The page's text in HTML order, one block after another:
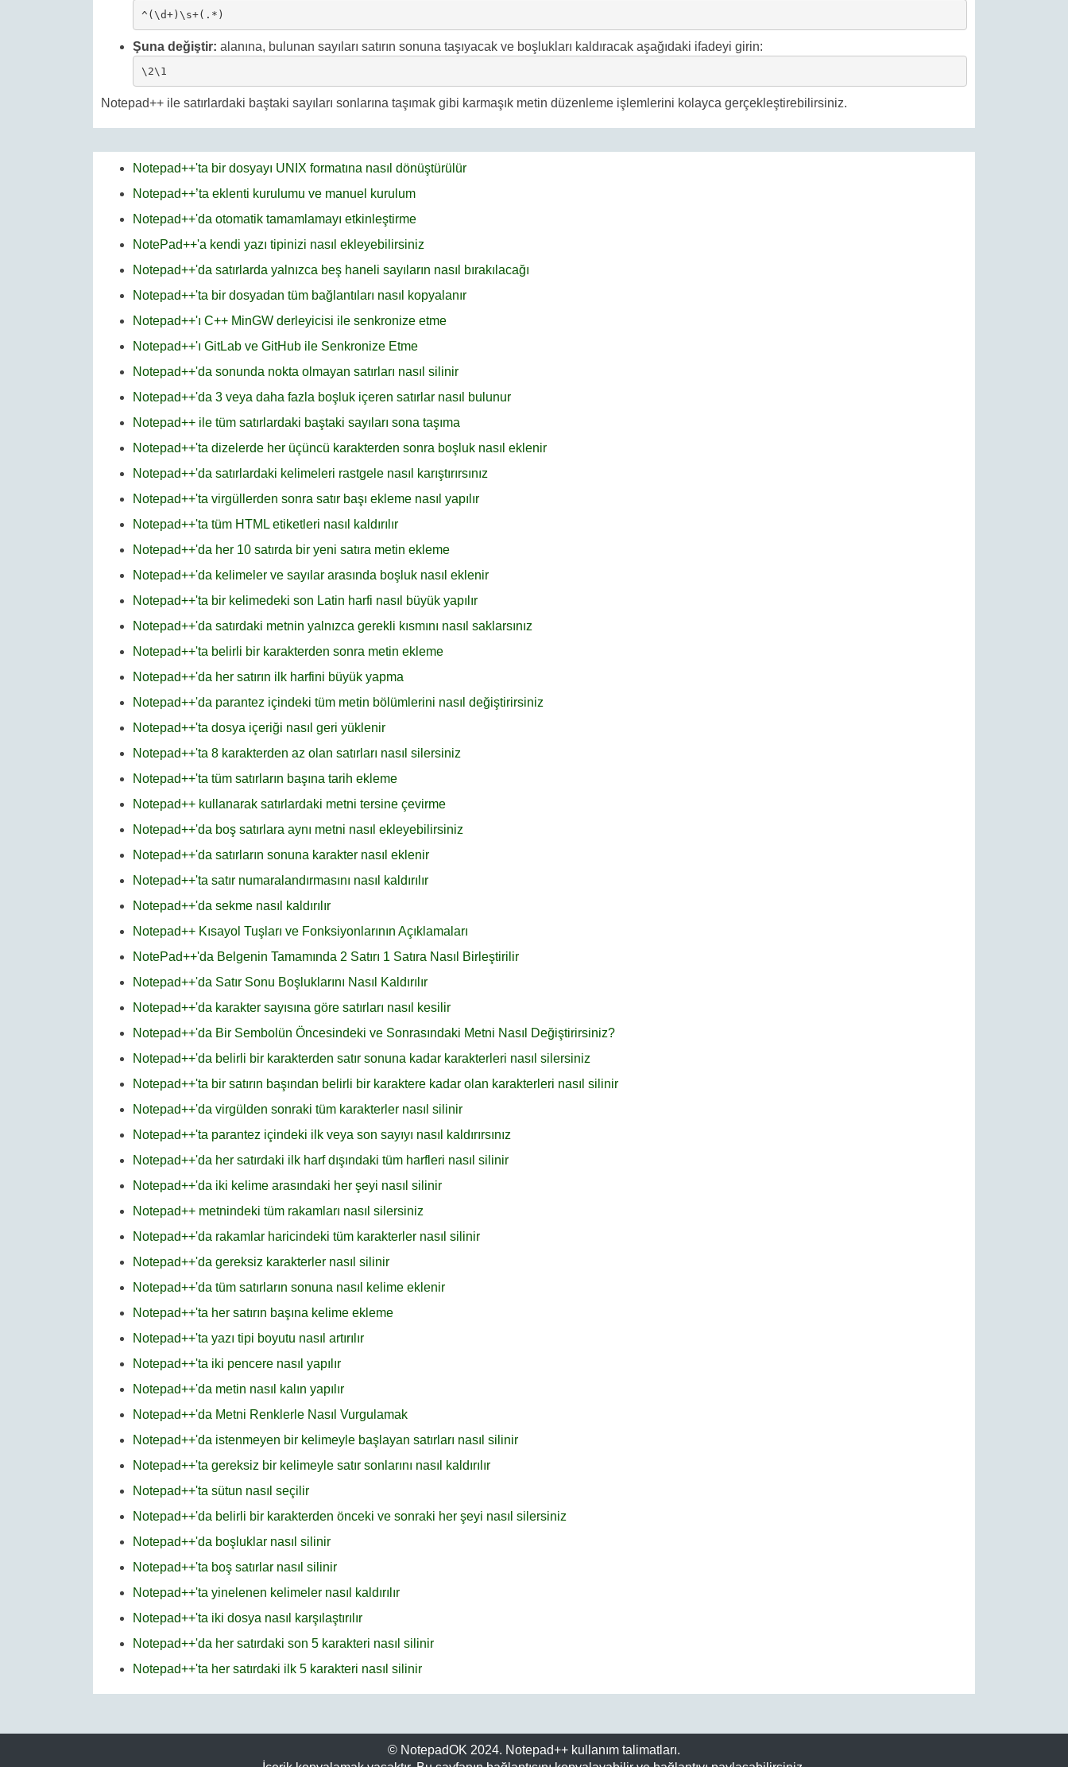
^(\d+)\s+(.*)
Şuna değiştir: alanına, bulunan sayıları satırın sonuna taşıyacak ve boşlukları kaldıracak aşağıdaki ifadeyi girin:
\2\1
Notepad++ ile satırlardaki baştaki sayıları sonlarına taşımak gibi karmaşık metin düzenleme işlemlerini kolayca gerçekleştirebilirsiniz.
Notepad++'ta bir dosyayı UNIX formatına nasıl dönüştürülür
Notepad++’ta eklenti kurulumu ve manuel kurulum
Notepad++'da otomatik tamamlamayı etkinleştirme
NotePad++'a kendi yazı tipinizi nasıl ekleyebilirsiniz
Notepad++'da satırlarda yalnızca beş haneli sayıların nasıl bırakılacağı
Notepad++'ta bir dosyadan tüm bağlantıları nasıl kopyalanır
Notepad++'ı C++ MinGW derleyicisi ile senkronize etme
Notepad++'ı GitLab ve GitHub ile Senkronize Etme
Notepad++'da sonunda nokta olmayan satırları nasıl silinir
Notepad++'da 3 veya daha fazla boşluk içeren satırlar nasıl bulunur
Notepad++ ile tüm satırlardaki baştaki sayıları sona taşıma
Notepad++'ta dizelerde her üçüncü karakterden sonra boşluk nasıl eklenir
Notepad++'da satırlardaki kelimeleri rastgele nasıl karıştırırsınız
Notepad++'ta virgüllerden sonra satır başı ekleme nasıl yapılır
Notepad++'ta tüm HTML etiketleri nasıl kaldırılır
Notepad++'da her 10 satırda bir yeni satıra metin ekleme
Notepad++'da kelimeler ve sayılar arasında boşluk nasıl eklenir
Notepad++'ta bir kelimedeki son Latin harfi nasıl büyük yapılır
Notepad++'da satırdaki metnin yalnızca gerekli kısmını nasıl saklarsınız
Notepad++'ta belirli bir karakterden sonra metin ekleme
Notepad++'da her satırın ilk harfini büyük yapma
Notepad++'da parantez içindeki tüm metin bölümlerini nasıl değiştirirsiniz
Notepad++'ta dosya içeriği nasıl geri yüklenir
Notepad++'ta 8 karakterden az olan satırları nasıl silersiniz
Notepad++'ta tüm satırların başına tarih ekleme
Notepad++ kullanarak satırlardaki metni tersine çevirme
Notepad++'da boş satırlara aynı metni nasıl ekleyebilirsiniz
Notepad++'da satırların sonuna karakter nasıl eklenir
Notepad++'ta satır numaralandırmasını nasıl kaldırılır
Notepad++'da sekme nasıl kaldırılır
Notepad++ Kısayol Tuşları ve Fonksiyonlarının Açıklamaları
NotePad++'da Belgenin Tamamında 2 Satırı 1 Satıra Nasıl Birleştirilir
Notepad++'da Satır Sonu Boşluklarını Nasıl Kaldırılır
Notepad++'da karakter sayısına göre satırları nasıl kesilir
Notepad++'da Bir Sembolün Öncesindeki ve Sonrasındaki Metni Nasıl Değiştirirsiniz?
Notepad++'da belirli bir karakterden satır sonuna kadar karakterleri nasıl silersiniz
Notepad++'ta bir satırın başından belirli bir karaktere kadar olan karakterleri nasıl silinir
Notepad++'da virgülden sonraki tüm karakterler nasıl silinir
Notepad++'ta parantez içindeki ilk veya son sayıyı nasıl kaldırırsınız
Notepad++'da her satırdaki ilk harf dışındaki tüm harfleri nasıl silinir
Notepad++'da iki kelime arasındaki her şeyi nasıl silinir
Notepad++ metnindeki tüm rakamları nasıl silersiniz
Notepad++'da rakamlar haricindeki tüm karakterler nasıl silinir
Notepad++'da gereksiz karakterler nasıl silinir
Notepad++'da tüm satırların sonuna nasıl kelime eklenir
Notepad++'ta her satırın başına kelime ekleme
Notepad++'ta yazı tipi boyutu nasıl artırılır
Notepad++'ta iki pencere nasıl yapılır
Notepad++'da metin nasıl kalın yapılır
Notepad++'da Metni Renklerle Nasıl Vurgulamak
Notepad++'da istenmeyen bir kelimeyle başlayan satırları nasıl silinir
Notepad++'ta gereksiz bir kelimeyle satır sonlarını nasıl kaldırılır
Notepad++'ta sütun nasıl seçilir
Notepad++'da belirli bir karakterden önceki ve sonraki her şeyi nasıl silersiniz
Notepad++'da boşluklar nasıl silinir
Notepad++'ta boş satırlar nasıl silinir
Notepad++'ta yinelenen kelimeler nasıl kaldırılır
Notepad++'ta iki dosya nasıl karşılaştırılır
Notepad++'da her satırdaki son 5 karakteri nasıl silinir
Notepad++'ta her satırdaki ilk 5 karakteri nasıl silinir
© NotepadOK 2024. Notepad++ kullanım talimatları.